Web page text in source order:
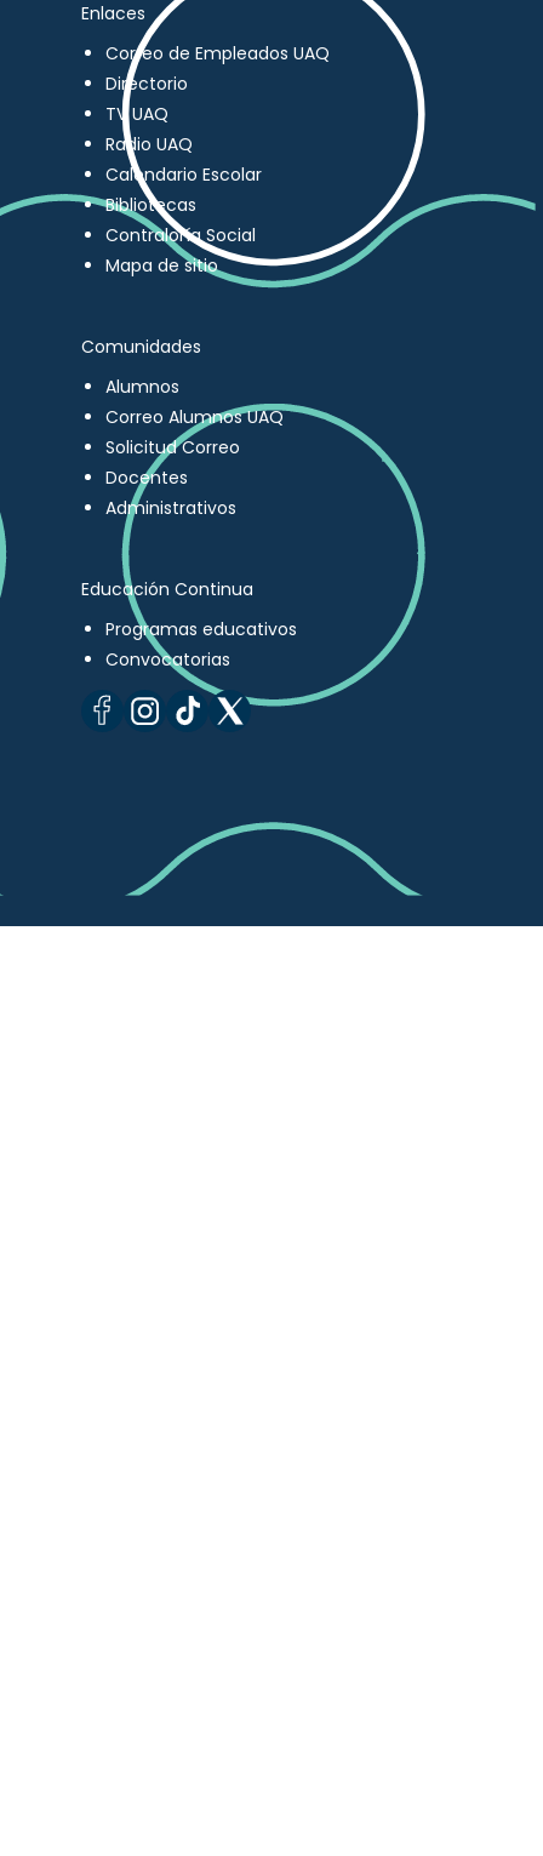
Enlaces
Correo de Empleados UAQ
Directorio
TV UAQ
Radio UAQ
Calendario Escolar
Bibliotecas
Contraloría Social
Mapa de sitio
Comunidades
Alumnos
Correo Alumnos UAQ
Solicitud Correo
Docentes
Administrativos
Educación Continua
Programas educativos
Convocatorias